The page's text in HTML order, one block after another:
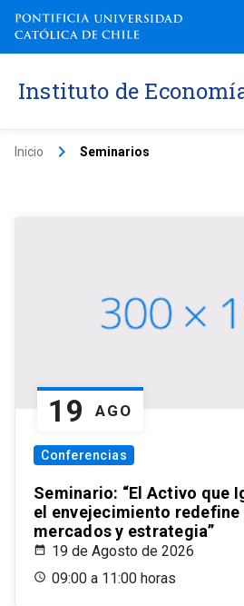
Instituto de
Inicio keyboard_arrow_right Seminarios
19 AGO
Conferencias
Seminario: “El Activo que
el envejecimiento
mercados y estrategia”
19 de Agosto de 2026
09:00 a 11:00 horas